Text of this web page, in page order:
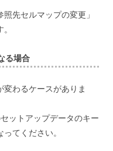
先セルマップの変更」
る場合
変わるケースがありま
ットアップデータのキー
てください。